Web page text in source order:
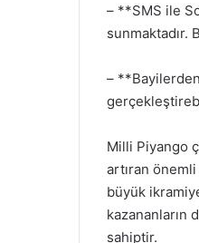
– **SMS ile
–
Milli Piyango
artıran
büyük
kazananların
sahiptir.